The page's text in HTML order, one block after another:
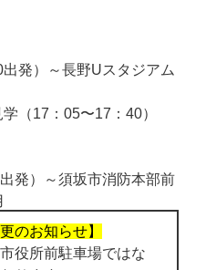
発）～長野Uスタジアム
（17：05〜17：40）
発）～須坂市消防本部前
のお知らせ】
役所前駐車場ではな